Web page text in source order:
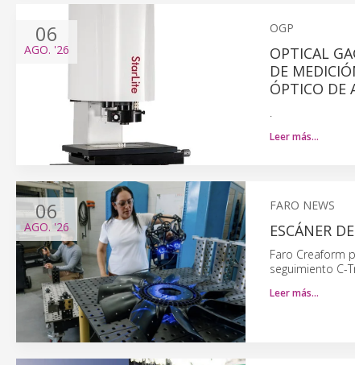
06
AGO. '26
OGP
OPTICAL
DE
ÓPTICO DE
.
Leer más…
06
AGO. '26
FARO NEWS
ESCÁNER
Faro Creaform
seguimiento C-
Leer más…